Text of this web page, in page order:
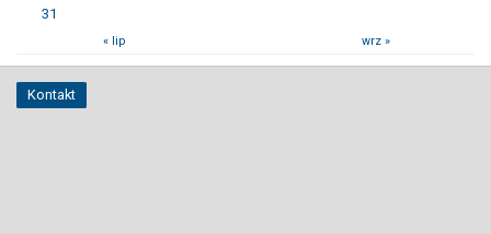
31
« lip wrz »
Kontakt